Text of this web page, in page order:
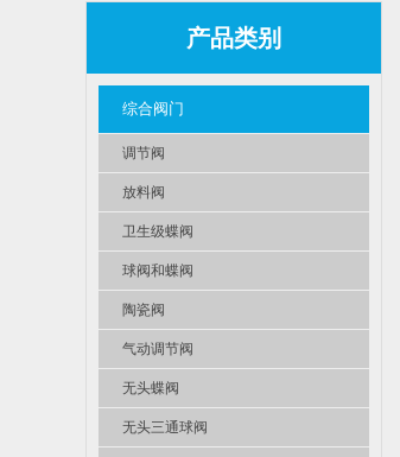
产品类别
综合阀门
调节阀
放料阀
卫生级蝶阀
球阀和蝶阀
陶瓷阀
气动调节阀
无头蝶阀
无头三通球阀